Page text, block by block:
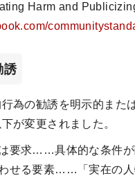
Harm and
誘
為の勧誘を明示的また
が変更されました。
要求……具体的な条件が
せる要素……「実在の人